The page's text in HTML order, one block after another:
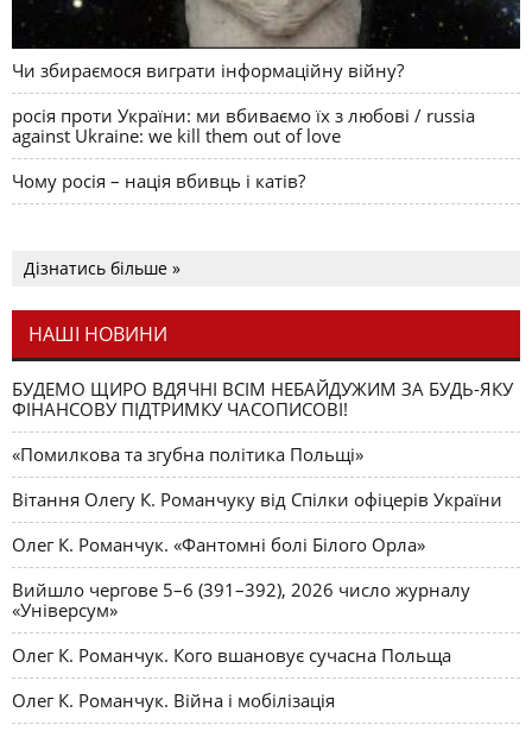
Чи збираємося виграти інформаційну війну?
росія проти України: ми вбиваємо їх з любові / russia
against Ukraine: we kill them out of love
Чому росія – нація вбивць і катів?
Дізнатись більше »
НАШІ НОВИНИ
БУДЕМО ЩИРО ВДЯЧНІ ВСІМ НЕБАЙДУЖИМ ЗА БУДЬ-ЯКУ
ФІНАНСОВУ ПІДТРИМКУ ЧАСОПИСОВІ!
«Помилкова та згубна політика Польщі»
Вітання Олегу К. Романчуку від Спілки офіцерів України
Олег К. Романчук. «Фантомні болі Білого Орла»
Вийшло чергове 5–6 (391–392), 2026 число журналу
«Універсум»
Олег К. Романчук. Кого вшановує сучасна Польща
Олег К. Романчук. Війна і мобілізація